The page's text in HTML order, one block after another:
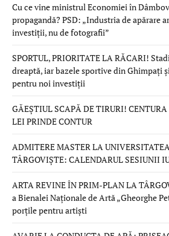
Cu ce vine ministrul Economiei în
propagandă? PSD: „Industria de apărare
investiții, nu de fotografii”
SPORTUL, PRIORITATE LA RĂCARI!
dreaptă, iar bazele sportive din Ghimpați
pentru noi investiții
GĂEȘTIUL SCAPĂ DE TIRURI!
LEI PRINDE CONTUR
ADMITERE MASTER LA
TÂRGOVIȘTE: CALENDARUL SESIUNII
ARTA REVINE ÎN PRIM-PLAN LA
a Bienalei Naționale de Artă „Gheorghe
porțile pentru artiști